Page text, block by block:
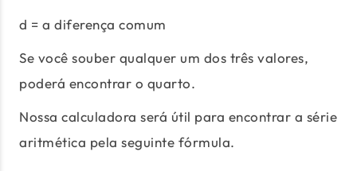
d = a diferença comum
Se você souber qualquer um dos três valores,
poderá encontrar o quarto.
Nossa calculadora será útil para encontrar a série
aritmética pela seguinte fórmula.